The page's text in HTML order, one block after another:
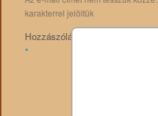
karakterrel jelöltük
Hozzászólás
*